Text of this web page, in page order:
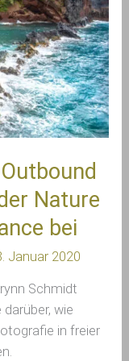
Nature
bei
Januar 2020
Schmidt
wie
in freier